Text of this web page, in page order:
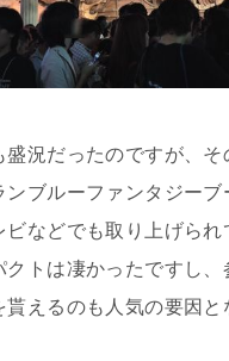
盛況だったのですが、そ
ンブルーファンタジーブ
ビなどでも取り上げられ
クトは凄かったですし、
貰えるのも人気の要因と